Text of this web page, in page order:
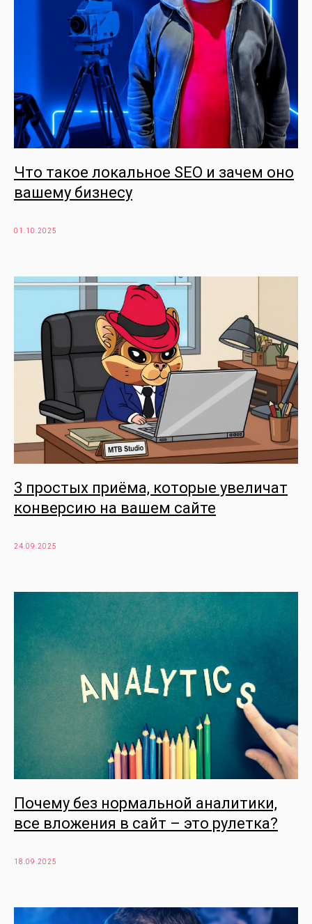
Что такое локальное SEO и зачем оно
вашему бизнесу
01.10.2025
3 простых приёма, которые увеличат
конверсию на вашем сайте
24.09.2025
Почему без нормальной аналитики,
все вложения в сайт – это рулетка?
18.09.2025